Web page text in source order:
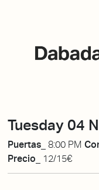
Tuesday 04
Puertas_ 8:00 PM
Precio_
12/15€